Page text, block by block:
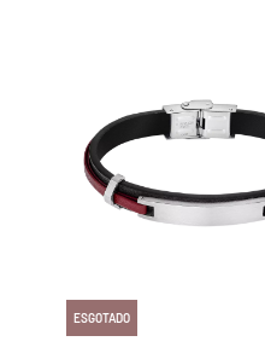
ESGOTADO